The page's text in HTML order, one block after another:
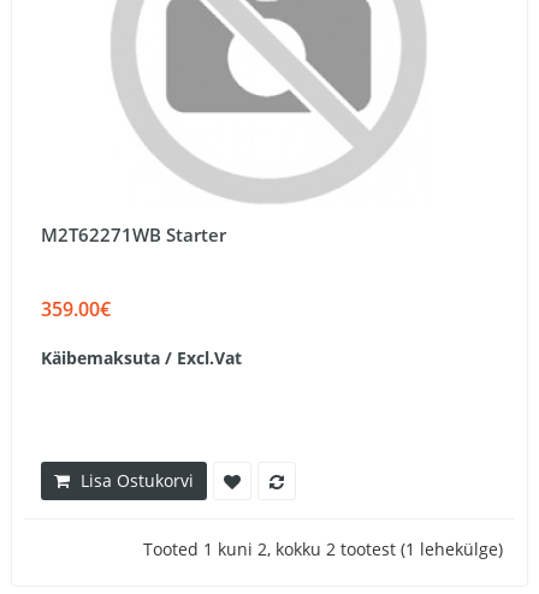
M2T62271WB Starter
359.00€
Käibemaksuta / Excl.Vat
Lisa Ostukorvi
Tooted 1 kuni 2, kokku 2 tootest (1 lehekülge)